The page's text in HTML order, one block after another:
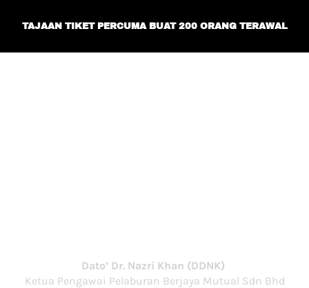
TAJAAN TIKET PERCUMA BUAT 200 ORANG TERAWAL
Dato’ Dr. Nazri Khan (DDNK)
Ketua Pengawai Pelaburan Berjaya Mutual Sdn Bhd